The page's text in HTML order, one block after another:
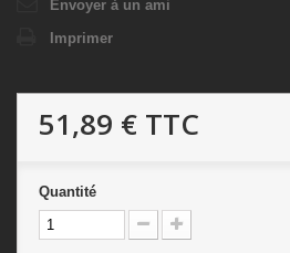
Envoyer à un ami
Imprimer
51,89 € TTC
Quantité